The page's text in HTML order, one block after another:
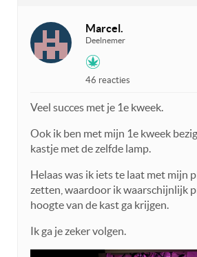
Marcel.
Deelnemer
46 reacties
Veel succes met je 1e kweek.
Ook ik ben met mijn 1e kweek
kastje met de zelfde lamp.
Helaas was ik iets te laat met mijn
zetten, waardoor ik waarschijnlijk
hoogte van de kast ga krijgen.
Ik ga je zeker volgen.